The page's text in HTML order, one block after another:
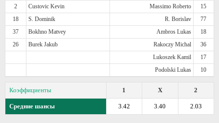
2
Custovic Kevin Massimo Roberto
15
18
S. Dominik R. Borislav
77
37
Bokhno Matvey Ambros Lukas
18
26
Burek Jakub Rakoczy Michal
36
Lukoszek Kamil
17
Podolski Lukas
10
Коэффициенты 2
X
1
Средние шансы 2.03
3.40
3.42